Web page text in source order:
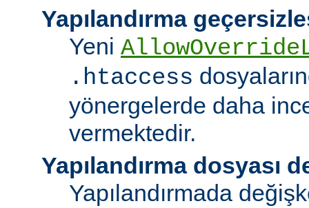
Yapılandırma
Yeni
.htaccess
yönergelerde daha
vermektedir.
Yapılandırma dosyası
Yapılandırmada